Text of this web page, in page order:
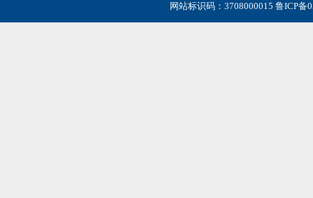
网站标识码：3708000015鲁ICP备